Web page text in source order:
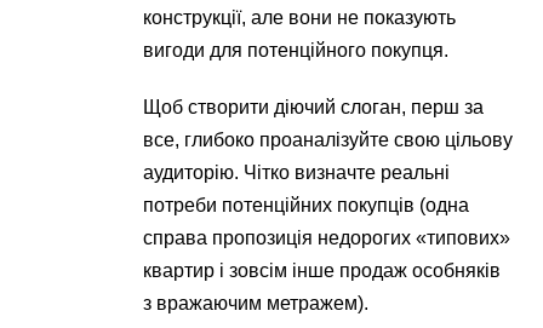
конструкції, але вони не показують
вигоди для потенційного покупця.
Щоб створити діючий слоган, перш за
все, глибоко проаналізуйте свою цільову
аудиторію. Чітко визначте реальні
потреби потенційних покупців (одна
справа пропозиція недорогих «типових»
квартир і зовсім інше продаж особняків
з вражаючим метражем).